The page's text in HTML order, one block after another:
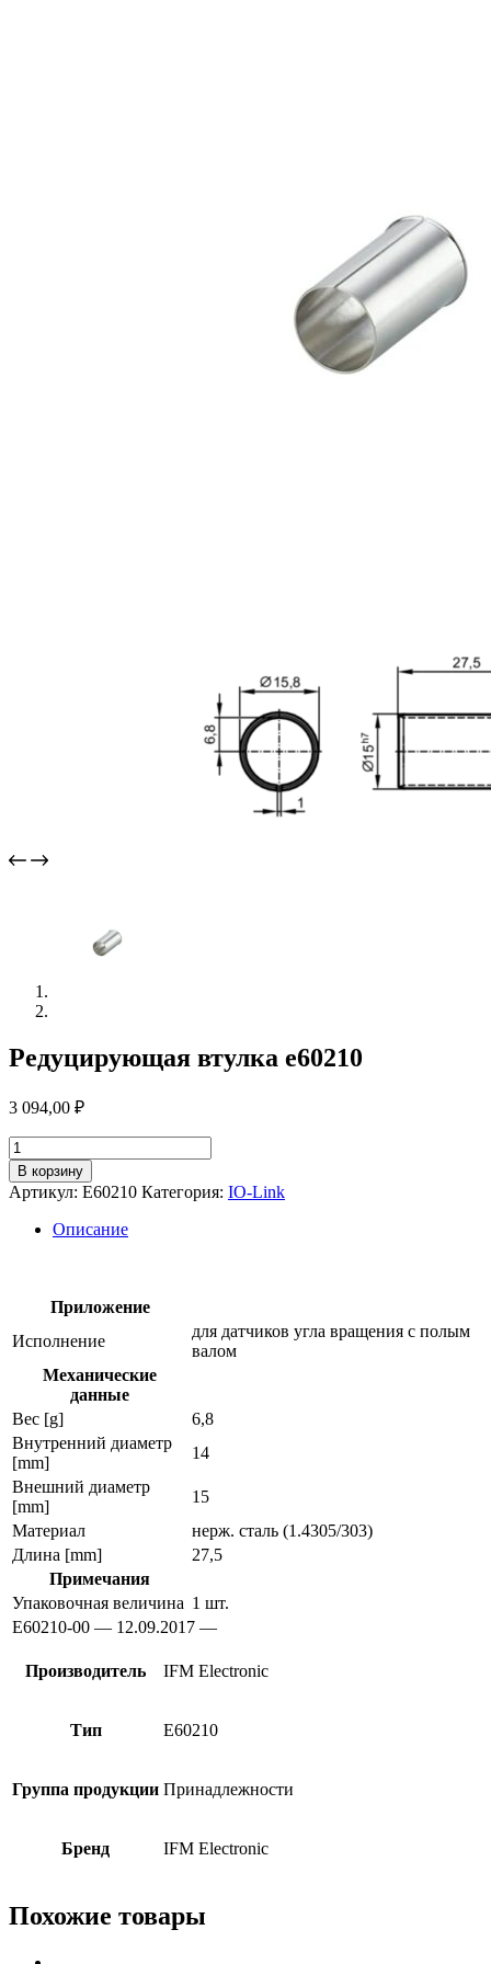
Редуцирующая втулка e60210
3 094,00 ₽
Количество
товара
Редуцирующая
втулка
e60210
В корзину
Артикул: E60210 Категория: IO-Link
Описание
Приложение
Исполнение
для датчиков угла вращения с полым
валом
Механические
данные
Вес [g]
6,8
Внутренний диаметр
[mm]
14
Внешний диаметр
[mm]
15
Материал
нерж. сталь (1.4305/303)
Длина [mm]
27,5
Примечания
Упаковочная величина 1 шт.
E60210-00 — 12.09.2017 —
Производитель IFM Electronic
Тип E60210
Группа продукции Принадлежности
Бренд IFM Electronic
Похожие товары